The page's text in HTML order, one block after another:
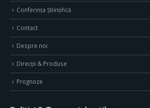
Conferința Științifică
Contact
Despre noi
Direcţii & Produse
Prognoze